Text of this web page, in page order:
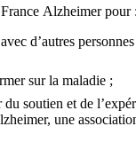
Alzheimer pour :
d’autres
sur la maladie ;
soutien et de
une